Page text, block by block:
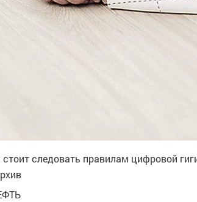
следовать правилам цифровой